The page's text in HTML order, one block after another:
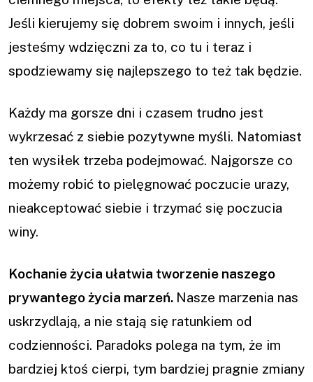
Jeśli kierujemy się dobrem swoim i innych, jeśli
jesteśmy wdzięczni za to, co tu i teraz i
spodziewamy się najlepszego to też tak będzie.
Każdy ma gorsze dni i czasem trudno jest
wykrzesać z siebie pozytywne myśli. Natomiast
ten wysiłek trzeba podejmować. Najgorsze co
możemy robić to pielęgnować poczucie urazy,
nieakceptować siebie i trzymać się poczucia
winy.
Kochanie życia ułatwia tworzenie naszego
prywantego życia marzeń. Nasze marzenia nas
uskrzydlają, a nie stają się ratunkiem od
codzienności. Paradoks polega na tym, że im
bardziej ktoś cierpi, tym bardziej pragnie zmiany